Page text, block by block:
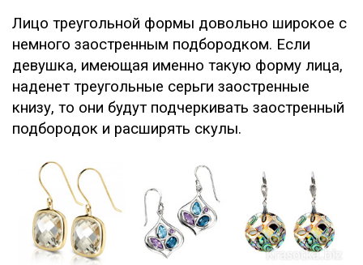
Лицо треугольной формы довольно широкое с
немного заостренным подбородком. Если
девушка, имеющая именно такую форму лица,
наденет треугольные серьги заостренные
книзу, то они будут подчеркивать заостренный
подбородок и расширять скулы.